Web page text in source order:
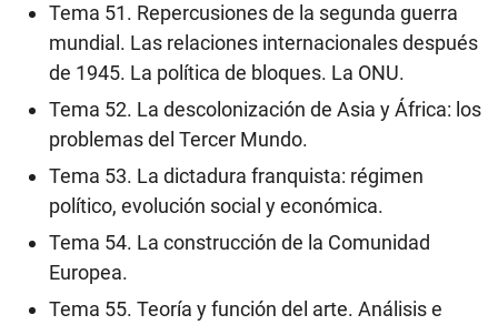
Tema 51. Repercusiones de la segunda guerra
mundial. Las relaciones internacionales después
de 1945. La política de bloques. La ONU.
Tema 52. La descolonización de Asia y África: los
problemas del Tercer Mundo.
Tema 53. La dictadura franquista: régimen
político, evolución social y económica.
Tema 54. La construcción de la Comunidad
Europea.
Tema 55. Teoría y función del arte. Análisis e